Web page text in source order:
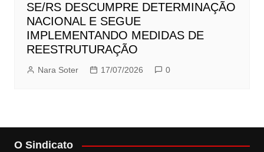
SE/RS DESCUMPRE DETERMINAÇÃO
NACIONAL E SEGUE
IMPLEMENTANDO MEDIDAS DE
REESTRUTURAÇÃO
Nara Soter 17/07/2026 0
O Sindicato